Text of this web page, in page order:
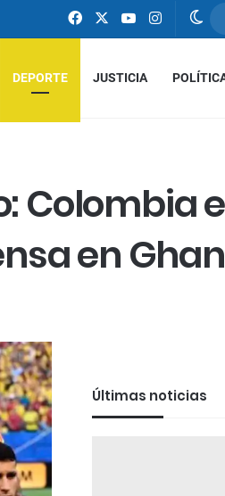
FacebookYouTubeInstagram
DEPORTE JUSTICIA
Colombia
en
Últimas noticias